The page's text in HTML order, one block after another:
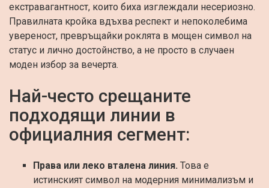
екстравагантност, които биха изглеждали несериозно.
Правилната кройка вдъхва респект и непоколебима
увереност, превръщайки роклята в мощен символ на
статус и лично достойнство, а не просто в случаен
моден избор за вечерта.
Най-често срещаните
подходящи линии в
официалния сегмент:
Права или леко вталена линия. Това е
истинският символ на модерния минимализъм и